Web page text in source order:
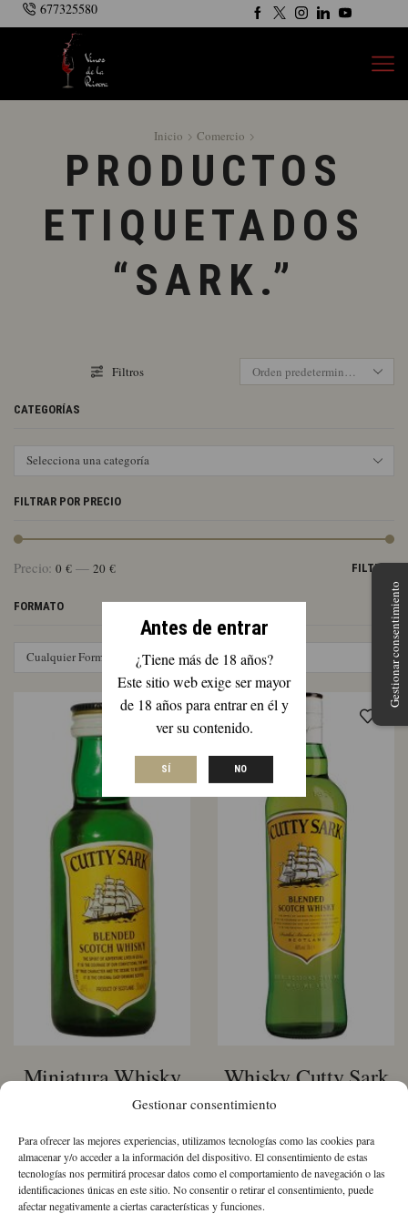
Gestionar consentimiento
Para ofrecer las mejores experiencias, utilizamos tecnologías como las cookies para
almacenar y/o acceder a la información del dispositivo. El consentimiento de estas
tecnologías nos permitirá procesar datos como el comportamiento de navegación o las
identificaciones únicas en este sitio. No consentir o retirar el consentimiento, puede
afectar negativamente a ciertas características y funciones.
Antes de entrar
¿Tiene más de 18 años?
Este sitio web exige ser mayor
de 18 años para entrar en él y
ver su contenido.
SÍ NO
677325580
Inicio Comercio
PRODUCTOS
ETIQUETADOS
“SARK.”
Filtros
CATEGORÍAS
Selecciona una categoría
FILTRAR POR PRECIO
FILTRAR
Precio: 0 € — 20 €
FORMATO
Cualquier Formato
Miniatura Whisky
Cutty Sark
3,20€ IVA Incluido
Miniatura
Whisky
Whisky Cutty Sark
Whisky
Cutty
Sark
Gestionar consentimiento